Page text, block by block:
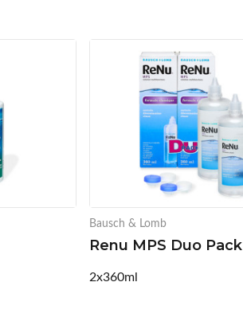
Bausch & Lomb
Renu MPS Duo Pack
2x360ml